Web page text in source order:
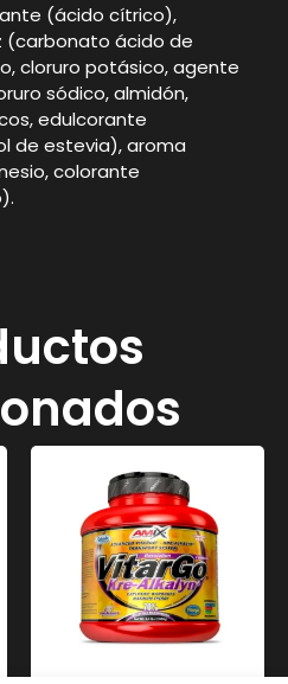
(ácido cítrico),
(carbonato ácido de
cloruro potásico, agente
sódico, almidón,
edulcorante
de estevia), aroma
colorante